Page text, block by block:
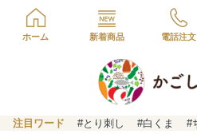
ホーム 新着商品 電話注文
注目ワード #とり刺し #白くま #